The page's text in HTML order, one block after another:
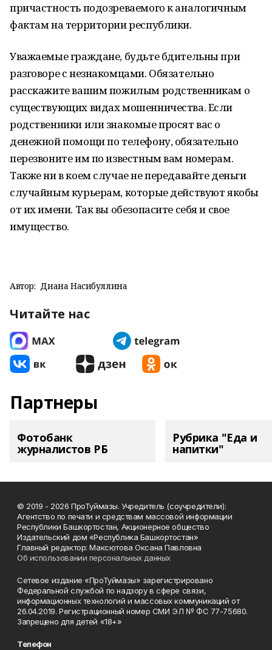
причастность подозреваемого к аналогичным
фактам на территории республики.
Уважаемые граждане, будьте бдительны при
разговоре с незнакомцами. Обязательно
расскажите вашим пожилым родственникам о
существующих видах мошенничества. Если
родственники или знакомые просят вас о
денежной помощи по телефону, обязательно
перезвоните им по известным вам номерам.
Также ни в коем случае не передавайте деньги
случайным курьерам, которые действуют якобы
от их имени. Так вы обезопасите себя и свое
имущество.
Автор: Диана Насибуллина
Читайте нас
Партнеры
Фотобанк
журналистов РБ
Рубрика "Еда и
напитки"
© 2019 - 2026 ПроТуймазы. Учредитель (соучредители):
Агентство по печати и средствам массовой информации
Республики Башкортостан, Акционерное общество
Издательский дом «Республика Башкортостан»
Главный редактор: Максютова Оксана Павловна
Об использовании персональных данных
Сетевое издание «ПроТуймазы» зарегистрировано
Федеральной службой по надзору в сфере связи,
информационных технологий и массовых коммуникаций от
26.04.2019. Регистрационный номер СМИ ЭЛ № ФС 77-75680.
Запрещено для детей «18+»
Телефон